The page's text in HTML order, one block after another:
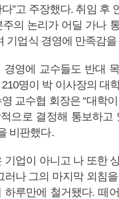
”고 주장했다. 취임 후
주의 논리가 어딜 가나
기업식 경영에 만족감
경영에 교수들도 반대
명이 박 이사장의 대
교수협 회장은 “대학
으로 결정해 통보하고
비판했다.
기업이 아니고 나 또한
러나 그의 마지막 외침
하루만에 철거됐다. 떼